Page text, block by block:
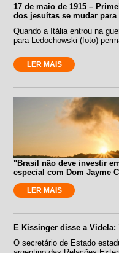
17 de maio de 1915 –
dos jesuítas se mudar para
Quando a Itália entrou na
para Ledochowski (foto)
LER MAIS
"Brasil não deve investir
especial com Dom Jayme
LER MAIS
E Kissinger disse a
O secretário de Estado